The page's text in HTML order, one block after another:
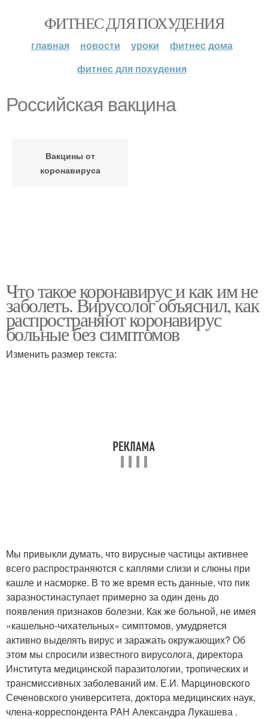
ФИТНЕС ДЛЯ ПОХУДЕНИЯ
главная новости уроки
фитнес дома
фитнес для похудения
Российская вакцина
Вакцины от
коронавируса
Что такое коронавирус и как им не
заболеть. Вирусолог объяснил, как
распространяют коронавирус
больные без симптомов
Изменить размер текста:
Мы привыкли думать, что вирусные частицы активнее
всего распространяются с каплями слизи и слюны при
кашле и насморке. В то же время есть данные, что пик
заразностинаступает примерно за один день до
появления признаков болезни. Как же больной, не имея
«кашельно-чихательных» симптомов, умудряется
активно выделять вирус и заражать окружающих? Об
этом мы спросили известного вирусолога, директора
Института медицинской паразитологии, тропических и
трансмиссивных заболеваний им. Е.И. Марциновского
Сеченовского университета, доктора медицинских наук,
члена-корреспондента РАН Александра Лукашева .